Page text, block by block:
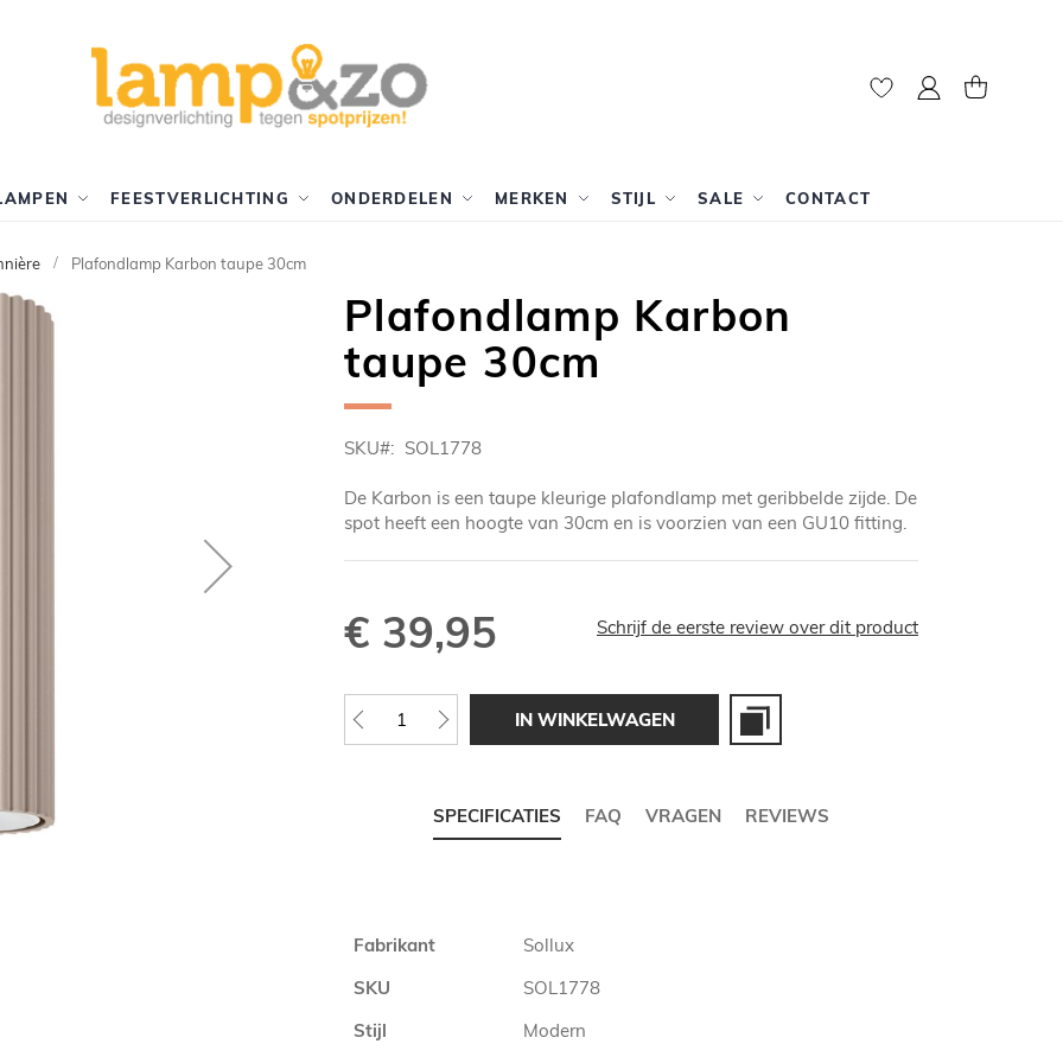
Mijn account
FEESTVERLICHTING ONDERDELEN MERKEN STIJL SALE CONTACT
Plafondlamp Karbon taupe 30cm
Plafondlamp Karbon
taupe 30cm
SKU SOL1778
De Karbon is een taupe kleurige plafondlamp met geribbelde zijde. De
spot heeft een hoogte van 30cm en is voorzien van een GU10 fitting.
€ 39,95 Schrijf de eerste review over dit product
IN WINKELWAGEN
SPECIFICATIES FAQ VRAGEN REVIEWS
Meer
Fabrikant
Sollux
SKU
SOL1778
Stijl
Modern